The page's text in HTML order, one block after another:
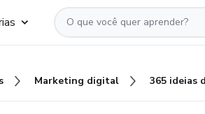
Marketing digital